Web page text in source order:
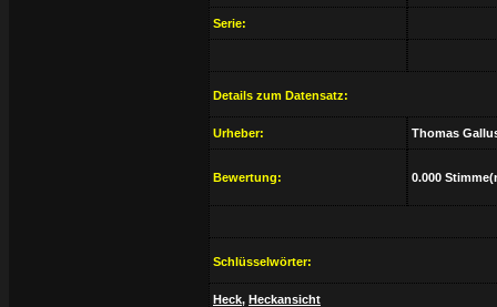
Serie:
Details zum Datensatz:
Urheber: Thomas
Bewertung: 0.000
Schlüsselwörter:
Heck, Heckansicht